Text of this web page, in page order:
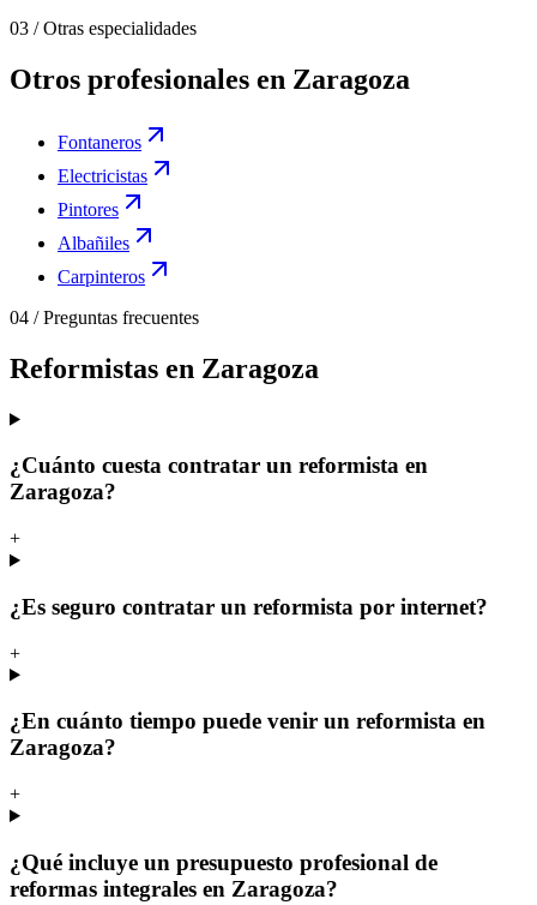
03 /Otras especialidades
Otros profesionales en Zaragoza
Fontaneros
Electricistas
Pintores
Albañiles
Carpinteros
04 /Preguntas frecuentes
Reformistas en Zaragoza
¿Cuánto cuesta contratar un reformista en
Zaragoza?
+
¿Es seguro contratar un reformista por internet?
+
¿En cuánto tiempo puede venir un reformista en
Zaragoza?
+
¿Qué incluye un presupuesto profesional de
reformas integrales en Zaragoza?